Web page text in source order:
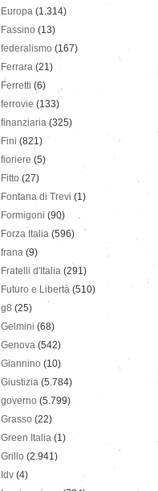
Europa (1.314)
Fassino (13)
federalismo (167)
Ferrara (21)
Ferretti (6)
ferrovie (133)
finanziaria (325)
Fini (821)
fioriere (5)
Fitto (27)
Fontana di Trevi (1)
Formigoni (90)
Forza Italia (596)
frana (9)
Fratelli d'Italia (291)
Futuro e Libertà (510)
g8 (25)
Gelmini (68)
Genova (542)
Giannino (10)
Giustizia (5.784)
governo (5.799)
Grasso (22)
Green Italia (1)
Grillo (2.941)
Idv (4)